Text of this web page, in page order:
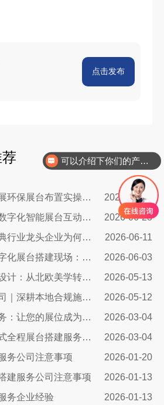
点击发布
墨西哥跨境花卉苗木展环保展台布置实操指南：避开行业骗局，靠绿色展台拿下北美花卉订单
2026-08-06
塔吉克斯坦区块链展数字化智能展台互动区全方案：高转化、可溯源、适配中亚数字市场的展台搭建指南
2026-06-23
从沃尔沃到宜家：瑞典行业龙头企业为何信赖我们的展台设计？
2026-06-11
希腊一站式软件展数字化展台搭建现场：科技赋能出海，打造欧洲数字展示新标杆
2026-06-03
挪威营销导向型展台设计：从北欧美学转化为商业增长
2026-05-13
波兰展会搭建施工公司｜深耕本地合规施工，助力中国企业高效出海参展
2026-05-12
匈牙利玩具展搭建服务：让您的展位成为布达佩斯最闪亮的明星
2026-03-04
决胜美国展会：一站式全程展台搭建服务，如何助您抢占市场先机
2026-03-04
务公司注意事项
2026-01-20
建服务公司注意事项
2026-01-13
务企业经验
2026-01-13
你们是怎么收费的呢